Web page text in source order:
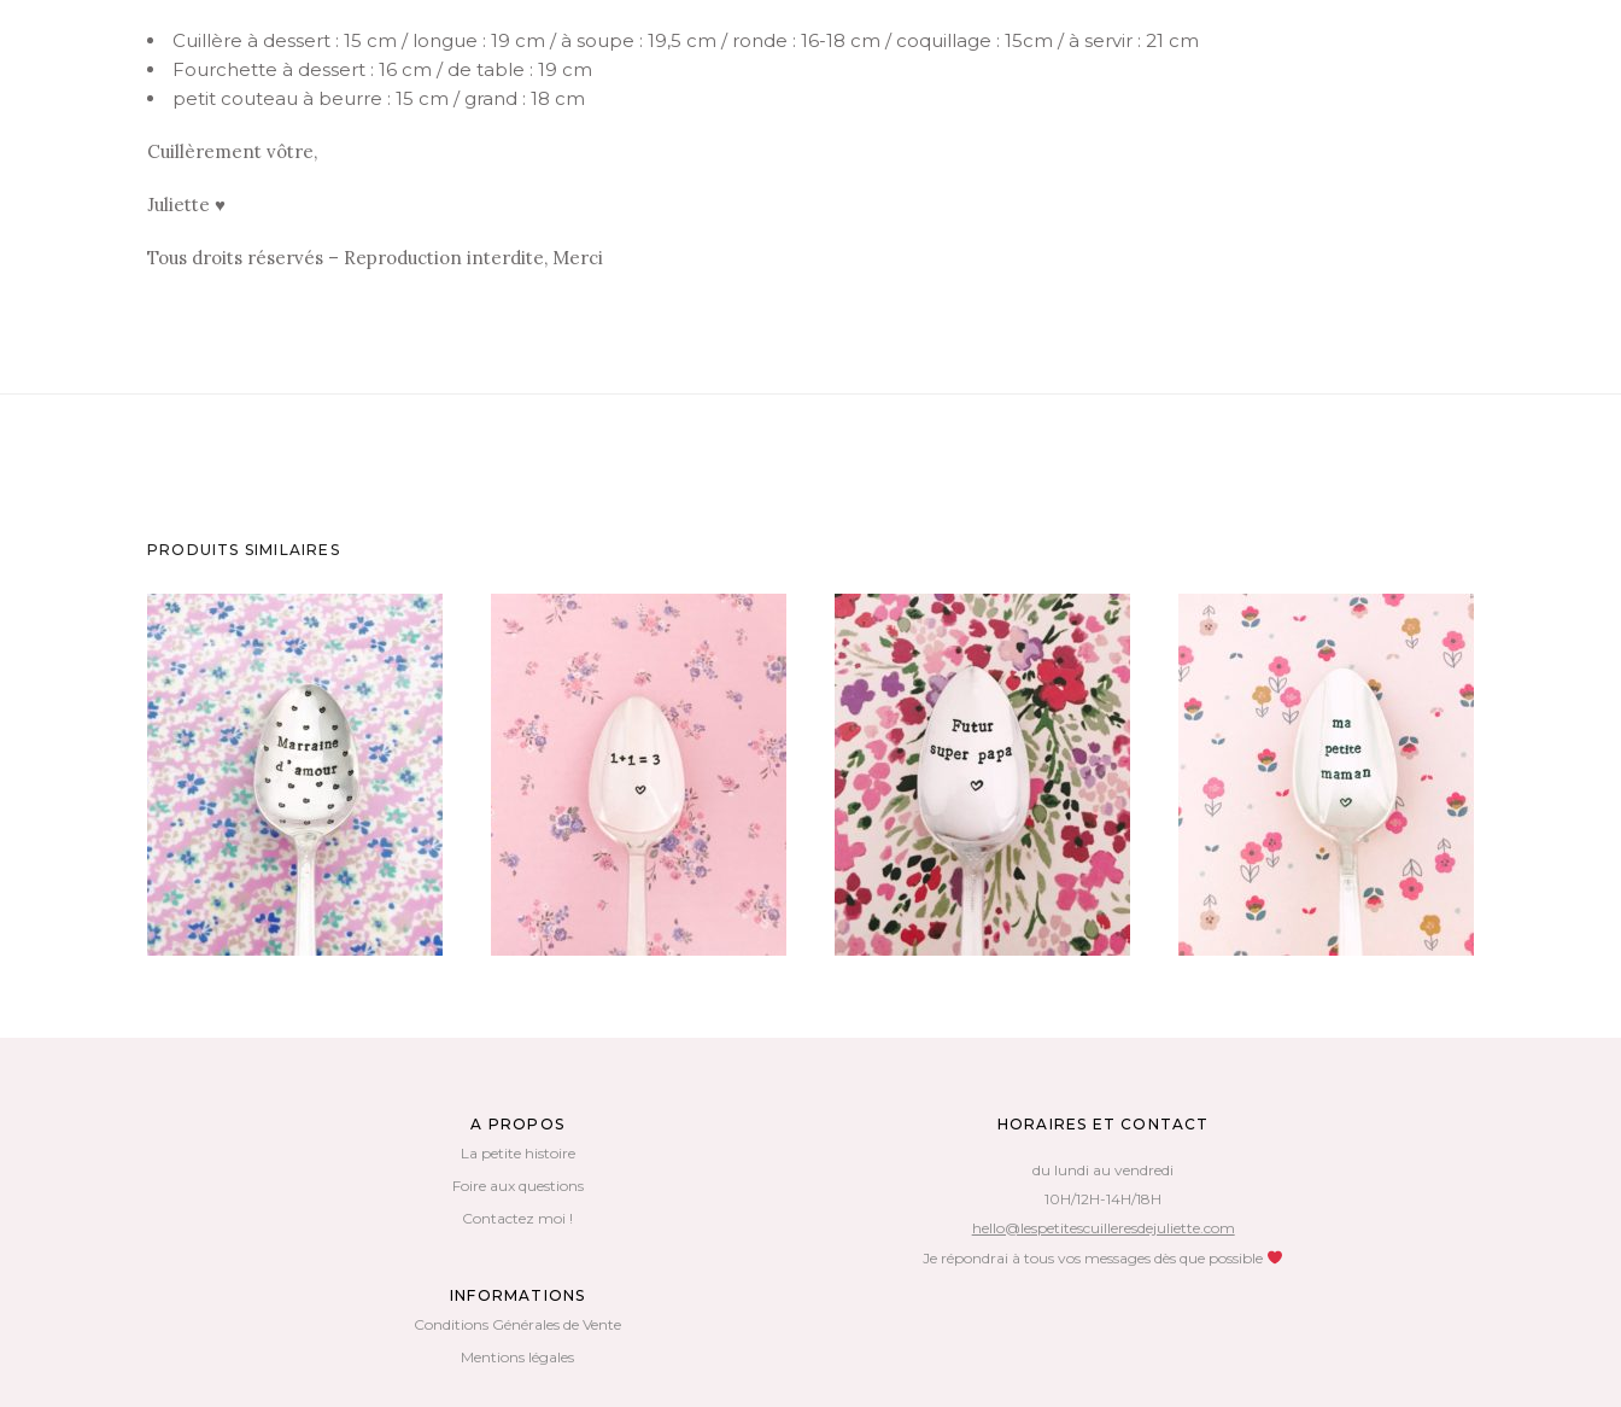
Cuillère à dessert : 15 cm / longue : 19 cm / à soupe : 19,5 cm / ronde : 16-18 cm / coquillage : 15cm / à servir : 21 cm
Fourchette à dessert : 16 cm / de table : 19 cm
petit couteau à beurre : 15 cm / grand : 18 cm
Cuillèrement vôtre,
Juliette ♥
Tous droits réservés – Reproduction interdite, Merci
PRODUITS SIMILAIRES
PETITE CUILLÈRE GRAVÉE
VINTAGE : MARRAINE D’AMOUR
36,00
AJOUTER AU PANIER
PETITE CUILLÈRE GRAVÉE
VINTAGE : 1+1=3
35,00€
AJOUTER AU PANIER
PETITE CUILLÈRE GRAVÉE
VINTAGE : FUTUR SUPER PAPA
35,00€
AJOUTER AU PANIER
PETITE CUILLÈRE GRAVÉE
VINTAGE : MA PETITE MAMAN
35,00€
AJOUTER AU PANIER
A PROPOS
La petite histoire
Foire aux questions
Contactez moi !
INFORMATIONS
Conditions Générales de Vente
Mentions légales
HORAIRES ET CONTACT
du lundi au vendredi
10H/12H-14H/18H
hello@lespetitescuilleresdejuliette.com
Je répondrai à tous vos messages dès que possible